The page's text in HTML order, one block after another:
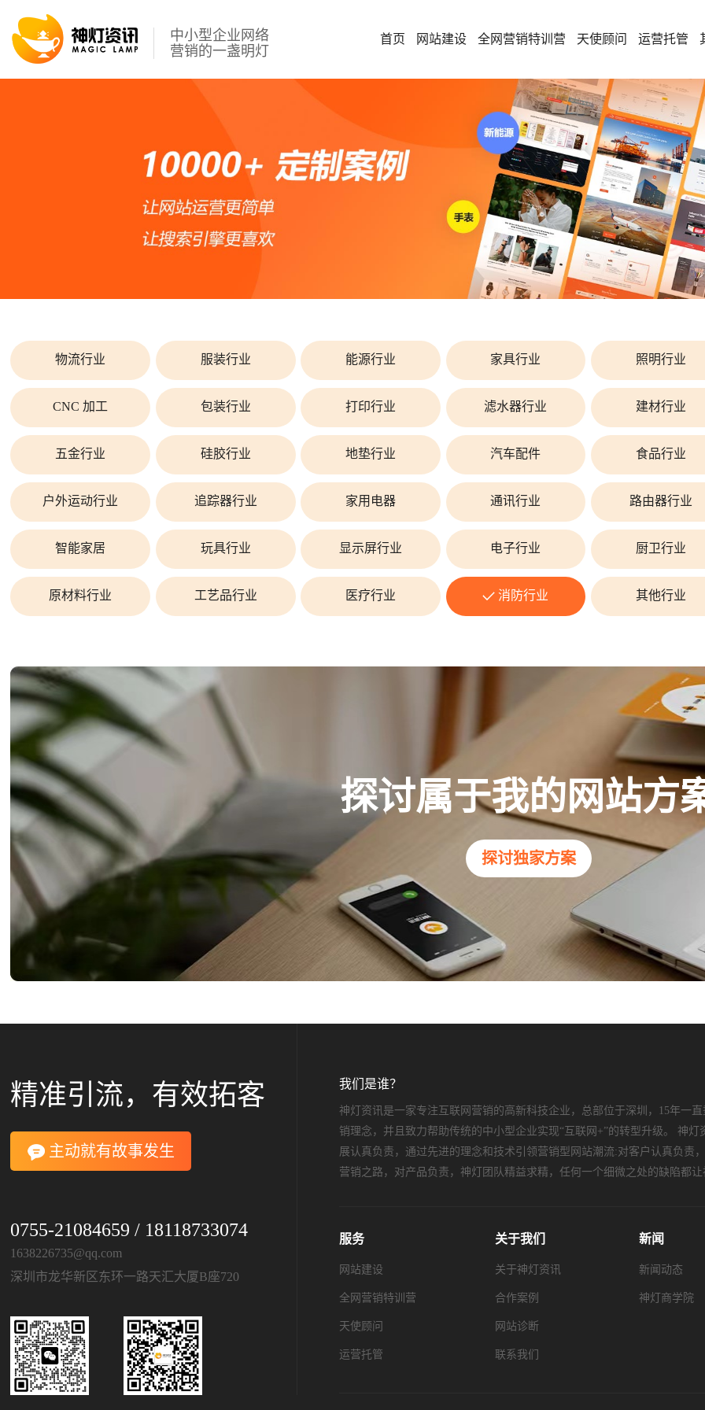
中小型企业网络
营销的一盏明灯
首页 网站建设 全网营销特训营 天使顾问 运营托管
物流行业 服装行业 能源行业 家具行业 照明行业
CNC 加工 包装行业 打印行业 滤水器行业 建材行业
五金行业 硅胶行业 地垫行业 汽车配件 食品行业
户外运动行业 追踪器行业 家用电器 通讯行业 路由器行业
智能家居 玩具行业 显示屏行业 电子行业 厨卫行业
原材料行业 工艺品行业 医疗行业 消防行业 其他行业
探讨属于我的网站方
探讨独家方案
精准引流，有效拓客
主动就有故事发生
0755-21084659 / 18118733074
1638226735@qq.com
深圳市龙华新区东环一路天汇大厦B座720
我们是谁？
神灯资讯是一家专注互联网营销的高新科技企业，总部位于深圳，15年一
销理念，并且致力帮助传统的中小型企业实现“互联网+”的转型升级。 神
展认真负责，通过先进的理念和技术引领营销型网站潮流:对客户认真负责
营销之路，对产品负责，神灯团队精益求精，任何一个细微之处的缺陷都
服务
网站建设
全网营销特训营
天使顾问
运营托管
关于我们
关于神灯资讯
合作案例
网站诊断
联系我们
新闻
新闻动态
神灯商学院